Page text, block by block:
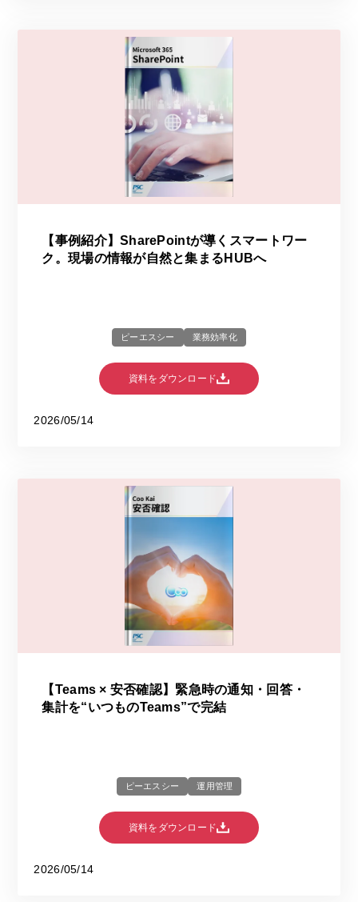
【事例紹介】SharePointが導くスマートワー
ク。現場の情報が自然と集まるHUBへ
ピーエスシー 業務効率化
資料をダウンロード
2026/05/14
【Teams × 安否確認】緊急時の通知・回答・
集計を“いつものTeams”で完結
ピーエスシー 運用管理
資料をダウンロード
2026/05/14